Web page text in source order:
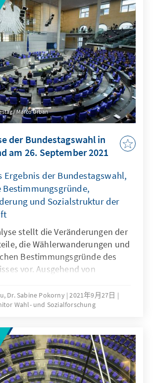
und -kandidaten,
sowie die Beurteilung von
Regierung für das
erläutert.
/ Marco Urban
der Bundestagswahl in
am 26. September 2021
Ergebnis der Bundestagswahl,
Bestimmungsgründe,
und Sozialstruktur der
stellt die Veränderungen der
die Wählerwanderungen und
Bestimmungsgründe des
vor. Ausgehend von
wird u.a. die Bedeutung
von
sowie die Beurteilung von
Regierung für das
erläutert.
Dr. Sabine Pokorny 2021年9月27日
Wahl- und Sozialforschung